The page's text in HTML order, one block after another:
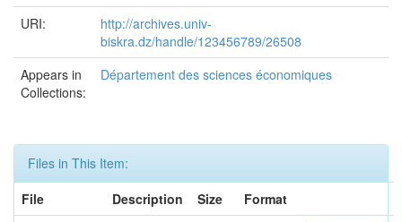
URI:
http://archives.univ-
biskra.dz/handle/123456789/26508
Appears in
Collections:
Département des sciences économiques
Files in This Item:
File
Description Size
Format